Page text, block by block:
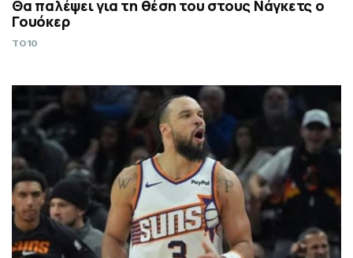
Θα παλέψει για τη θέση του στους Νάγκετς ο
Γουόκερ
TO10